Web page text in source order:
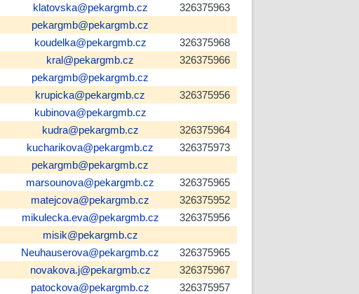
klatovska@pekargmb.cz
326375963
pekargmb@pekargmb.cz
koudelka@pekargmb.cz
326375968
kral@pekargmb.cz
326375966
pekargmb@pekargmb.cz
krupicka@pekargmb.cz
326375956
kubinova@pekargmb.cz
kudra@pekargmb.cz
326375964
kucharikova@pekargmb.cz
326375973
pekargmb@pekargmb.cz
marsounova@pekargmb.cz
326375965
matejcova@pekargmb.cz
326375952
mikulecka.eva@pekargmb.cz
326375956
misik@pekargmb.cz
Neuhauserova@pekargmb.cz
326375965
novakova.j@pekargmb.cz
326375967
patockova@pekargmb.cz
326375957